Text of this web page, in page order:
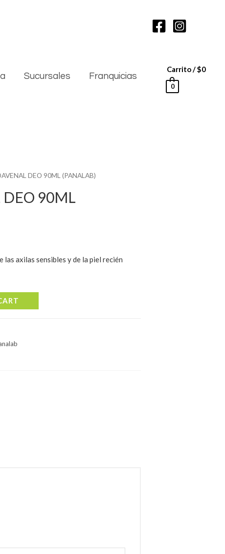
Sucursales Franquicias
Carrito/$0
0
DEO 90ML (PANALAB)
DEO 90ML
las axilas sensibles y de la piel recién